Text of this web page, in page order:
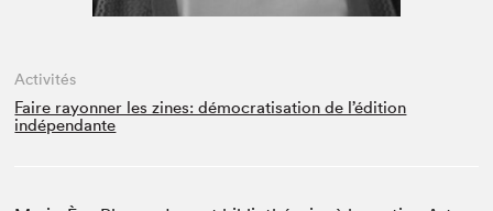
Activités
Faire rayonner les zines: démocratisation de l’édition
indépendante